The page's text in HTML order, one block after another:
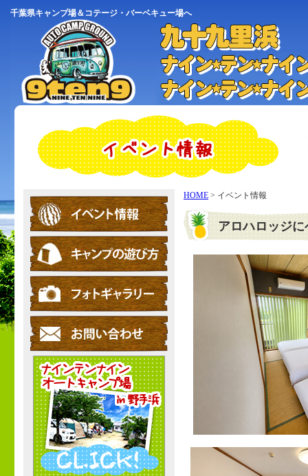
千葉県キャンプ場＆コテージ・バーベキュー場へ
HOME > イベント情報
アロハロッジ